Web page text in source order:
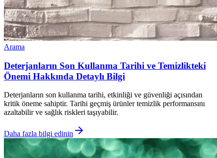
Arama
Deterjanların Son Kullanma Tarihi ve Temizlikteki
Önemi Hakkında Detaylı Bilgi
Deterjanların son kullanma tarihi, etkinliği ve güvenliği açısından
kritik öneme sahiptir. Tarihi geçmiş ürünler temizlik performansını
azaltabilir ve sağlık riskleri taşıyabilir.
Daha fazla bilgi edinin